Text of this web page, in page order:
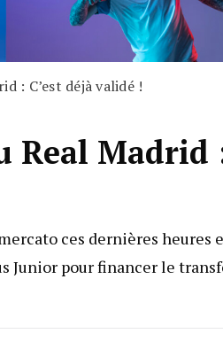
: C’est déjà validé !
Real Madrid
ces dernières heures
Junior pour financer le